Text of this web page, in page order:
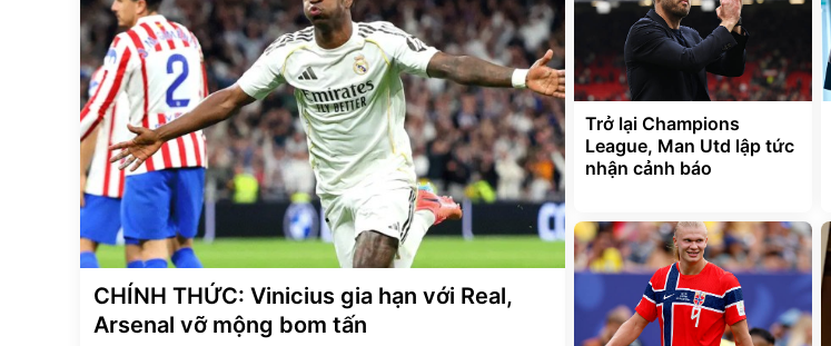
CHÍNH THỨC: Vinicius gia hạn với Real,
Arsenal vỡ mộng bom tấn
Trở lại Champions
League, Man Utd lập tức
nhận cảnh báo